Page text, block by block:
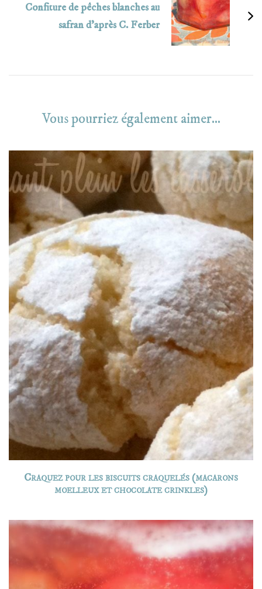
Confiture de pêches blanches au
safran d’après C. Ferber
Vous pourriez également aimer...
Craquez pour les biscuits craquelés (macarons
moelleux et chocolate crinkles)